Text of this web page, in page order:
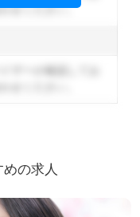
せください。
の求人